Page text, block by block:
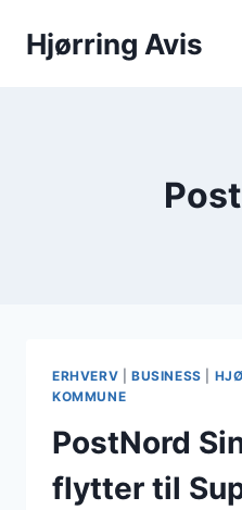
Hjørring Avis
ERHVERV BUSINESS
KOMMUNE
PostNord
flytter til